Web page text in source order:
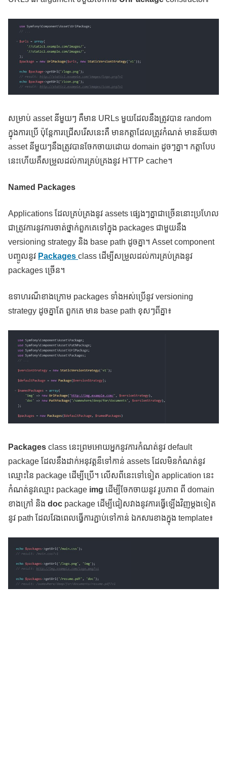
សម្រាប់ asset នីមួយៗ គឺមាន URLs មួយដែលនឹងត្រូវបាន random
ក្នុងការប្រើ​ ប៉ុន្តែការជ្រើសរើសនេះគឺ មានកត្តាដែលត្រូវកំណត់ មានន័យថា
asset នីមួយៗនឹងត្រូវបានចែកចាយដោយ domain ដូចៗគ្នា។ កត្តាបែប
នេះហើយគឺសម្រួលដល់ការគ្រប់គ្រងនូវ HTTP cache។
Named Packages
Applications ដែលគ្រប់គ្រងនូវ assets ផ្សេងៗគ្នាជាច្រើននោះប្រហែល
ជាត្រូវការនូវការចាត់ថ្នាក់ពួកគេទៅក្នុង packages ជាមួយនឹង
versioning strategy និង base path ដូចគ្នា។ Asset component
បញ្ចូលនូវ Packages class ដើម្បីសម្រួលដល់ការគ្រប់គ្រងនូវ
packages ច្រើន។
ឧទាហរណ៏ខាងក្រោម packages ទាំងអស់ប្រើនូវ versioning
strategy ដូចគ្នាតែ ពួកគេ មាន base path ខុសៗពីគ្នា៖
Packages class នេះព្រមអោយអ្នកនូវការកំណត់នូវ default
package ដែលនឹងដាក់អនុវត្តន៏ទៅកាន់ assets ដែលមិនកំណត់នូវ
ឈ្មោះនៃ package ដើម្បីប្រើ។ លើសពីនេះទៅទៀត application នេះ
កំណត់នូវឈ្មោះ package img ដើម្បីចែកចាយនូវ រូបភាព ពី domain
ខាងក្រៅ និង doc package ដើម្បីជៀសវាងនូវការធ្វើឡើងវិញម្ដងទៀត
នូវ path ដែលវែងពេលធ្វើការភ្ជាប់ទៅកាន់ ឯកសារខាងក្នុង template៖